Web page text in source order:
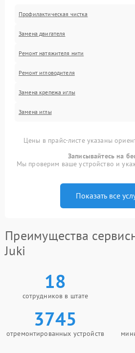
Профилактическая чистка
Замена двигателя
Ремонт натяжителя нити
Ремонт игловодителя
Замена крепежа иглы
Замена иглы
Цены в прайс-листе указаны
Записывайтесь на
Мы проверим ваше устройство и
Показать все
Преимущества
Juki
18
сотрудников в штате
3745
отремонтированных устройств